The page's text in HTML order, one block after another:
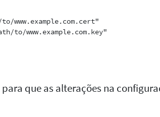
www.example.com.cert"
to/www.example.com.key"
que as alterações na